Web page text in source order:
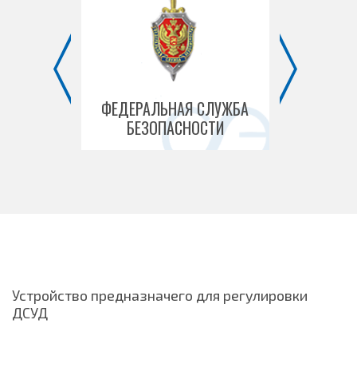
ФЕДЕРАЛЬНАЯ СЛУЖБА
БЕЗОПАСНОСТИ
Устройство предназначего для регулировки
ДСУД